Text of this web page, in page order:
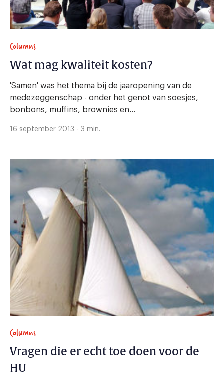
Columns
Wat mag kwaliteit kosten?
'Samen' was het thema bij de jaaropening van de
medezeggenschap - onder het genot van soesjes,
bonbons, muffins, brownies en...
16 september 2013 - 3 min.
Columns
Vragen die er echt toe doen voor de
HU